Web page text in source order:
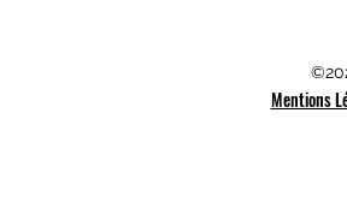
Mentions